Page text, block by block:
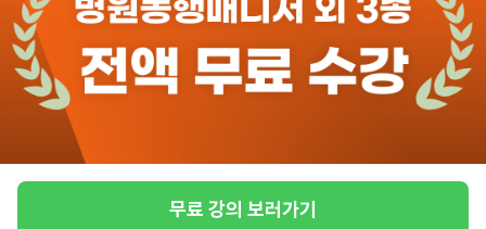
반경 3KM 이내의 일자리 확인하기
무료 강의 보러가기